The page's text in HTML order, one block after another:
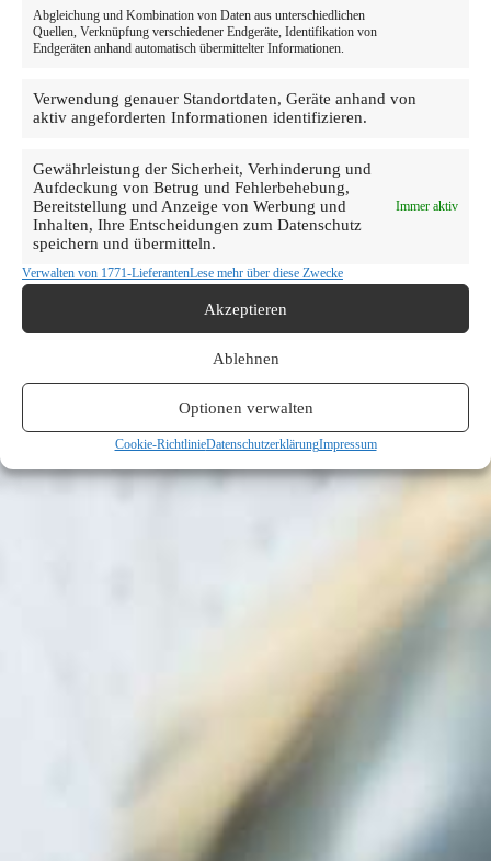
Abgleichung und Kombination von Daten aus unterschiedlichen
Quellen, Verknüpfung verschiedener Endgeräte, Identifikation von
Endgeräten anhand automatisch übermittelter Informationen.
Verwendung genauer Standortdaten, Geräte anhand von
aktiv angeforderten Informationen identifizieren.
Gewährleistung der Sicherheit, Verhinderung und
Aufdeckung von Betrug und Fehlerbehebung,
Bereitstellung und Anzeige von Werbung und
Inhalten, Ihre Entscheidungen zum Datenschutz
speichern und übermitteln.
Immer aktiv
Verwalten von 1771-LieferantenLese mehr über diese Zwecke
Akzeptieren
Ablehnen
Optionen verwalten
Cookie-RichtlinieDatenschutzerklärungImpressum